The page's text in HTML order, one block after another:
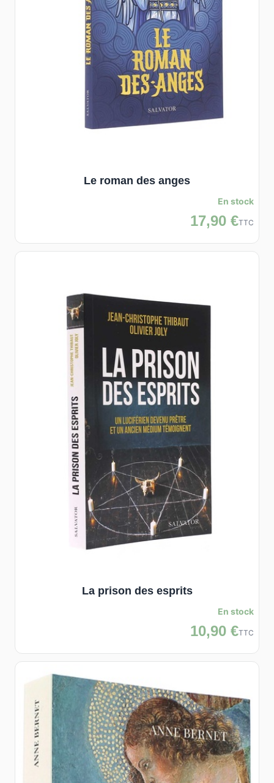
Le roman des anges
En stock
17,90 €TTC
La prison des esprits
En stock
10,90 €TTC